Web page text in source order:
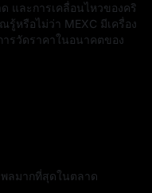
และการเคลื่อนไหวของคริ
รู้หรือไม่ว่า MEXC มีเครื่อง
รวัดราคาในอนาคตของ
ลมากที่สุดในตลาด